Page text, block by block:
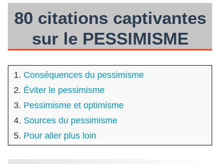
80 citations captivantes
sur le PESSIMISME
Conséquences du pessimisme
Éviter le pessimisme
Pessimisme et optimisme
Sources du pessimisme
Pour aller plus loin